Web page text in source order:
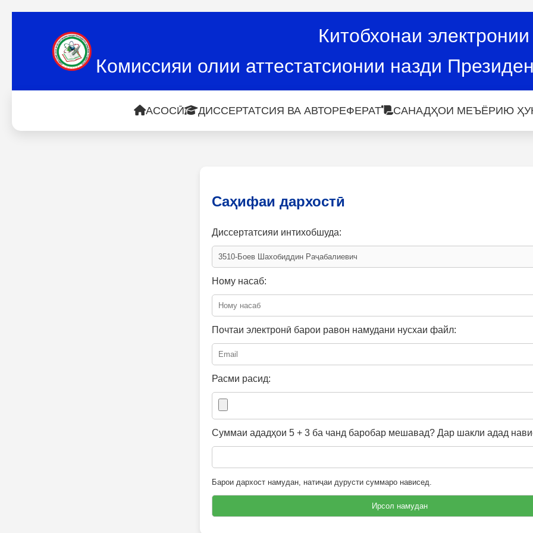
Китобхонаи электронии
Комиссияи олии аттестатсионии назди
АСОСӢ ДИССЕРТАТСИЯ ВА АВТОРЕФЕРАТ САНАДҲОИ МЕЪЁРИЮ
Саҳифаи дархостӣ
Диссертатсияи интихобшуда:
Ному насаб:
Почтаи электронӣ барои равон намудани нусхаи файл:
Расми расид:
Суммаи ададҳои 5 + 3 ба чанд баробар мешавад? Дар шакли адад
Барои дархост намудан, натиҷаи дурусти суммаро нависед.
Ирсол намудан